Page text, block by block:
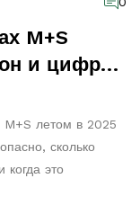
M+S
и цифры
летом в 2025
сколько
когда это